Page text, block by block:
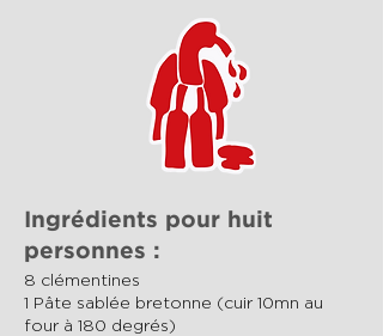
Ingrédients pour huit
personnes :
8 clémentines
1 Pâte sablée bretonne (cuir 10mn au
four à 180 degrés)